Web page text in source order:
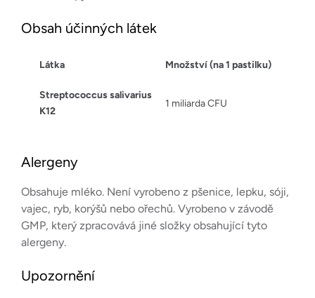
Obsah účinných látek
Látka Množství (na 1 pastilku)
Streptococcus salivarius
K12
1 miliarda CFU
Alergeny
Obsahuje mléko. Není vyrobeno z pšenice, lepku, sóji,
vajec, ryb, korýšů nebo ořechů. Vyrobeno v závodě
GMP, který zpracovává jiné složky obsahující tyto
alergeny.
Upozornění